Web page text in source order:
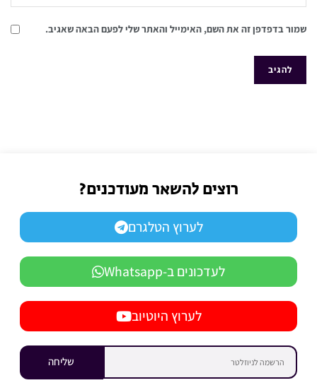
שמור בדפדפן זה את השם, האימייל והאתר שלי לפעם הבאה שאגיב.
רוצים להשאר מעודכנים?
לערוץ הטלגרם
לעדכונים ב-Whatsapp
לערוץ היוטיוב
שליחה